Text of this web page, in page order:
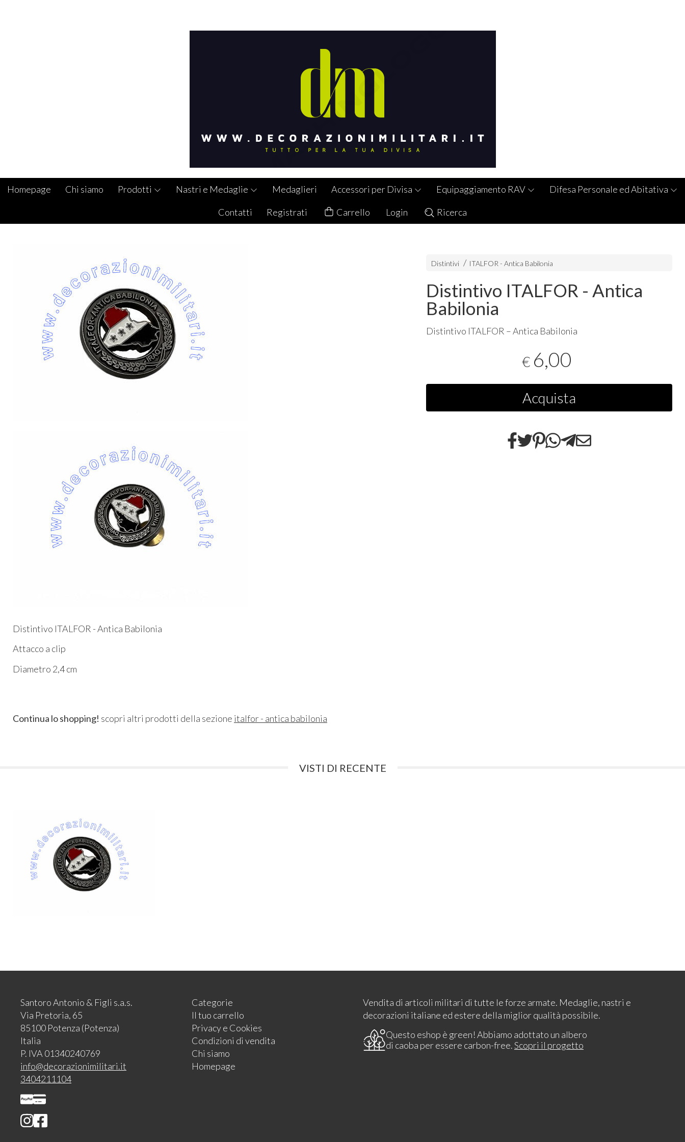
Homepage Chi siamo Prodotti Nastri e Medaglie Medaglieri Accessori per Divisa Equipaggiamento RAV Difesa Personale ed Abitativa
Contatti Registrati Carrello Login Ricerca
Distintivo ITALFOR - Antica Babilonia
Attacco a clip
Diametro 2,4 cm
Distintivi ITALFOR - Antica Babilonia
Distintivo ITALFOR - Antica
Babilonia
Distintivo ITALFOR – Antica Babilonia
€ 6,00
Acquista
Continua lo shopping! scopri altri prodotti della sezione italfor - antica babilonia
VISTI DI RECENTE
Santoro Antonio & Figli s.a.s.
Via Pretoria, 65
85100 Potenza (Potenza)
Italia
P. IVA 01340240769
info@decorazionimilitari.it
3404211104
Categorie
Il tuo carrello
Privacy e Cookies
Condizioni di vendita
Chi siamo
Homepage
Vendita di articoli militari di tutte le forze armate. Medaglie, nastri e
decorazioni italiane ed estere della miglior qualità possibile.
Questo eshop è green! Abbiamo adottato un albero
di caoba per essere carbon-free.Scopri il progetto